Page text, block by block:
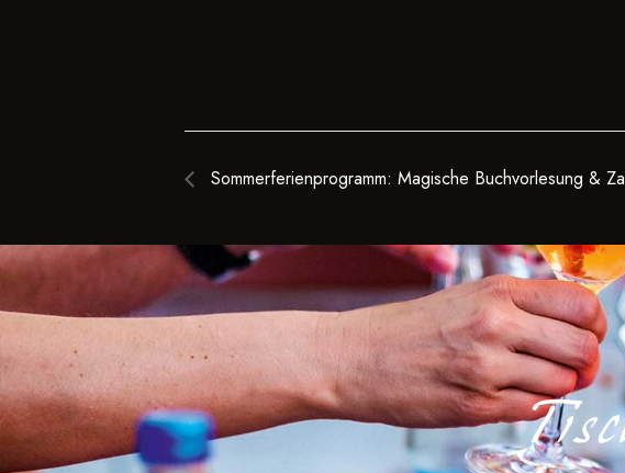
Sommerferienprogramm: Magische Buchvorlesung &